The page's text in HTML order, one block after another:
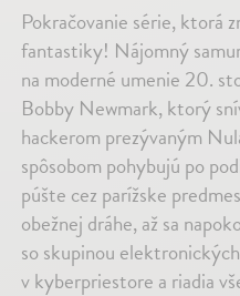
Pokračovanie série, ktorá
fantastiky! Nájomný
na moderné umenie 20.
Bobby Newmark, ktorý
hackerom prezývaným
spôsobom pohybujú po
púšte cez parížske
obežnej dráhe, až sa
so skupinou
v kyberpriestore a riadia